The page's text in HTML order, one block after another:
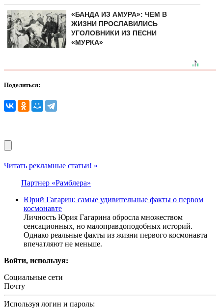
«БАНДА ИЗ АМУРА»: ЧЕМ В
ЖИЗНИ ПРОСЛАВИЛИСЬ
УГОЛОВНИКИ ИЗ ПЕСНИ
«МУРКА»
Поделиться:
Читать рекламные статьи! »
Партнер «Рамблера»
Юрий Гагарин: самые удивительные факты о первом
космонавте
Личность Юрия Гагарина обросла множеством
сенсационных, но малоправдоподобных историй.
Однако реальные факты из жизни первого космонавта
впечатляют не меньше.
Войти, используя:
Социальные сети
Почту
Используя логин и пароль: